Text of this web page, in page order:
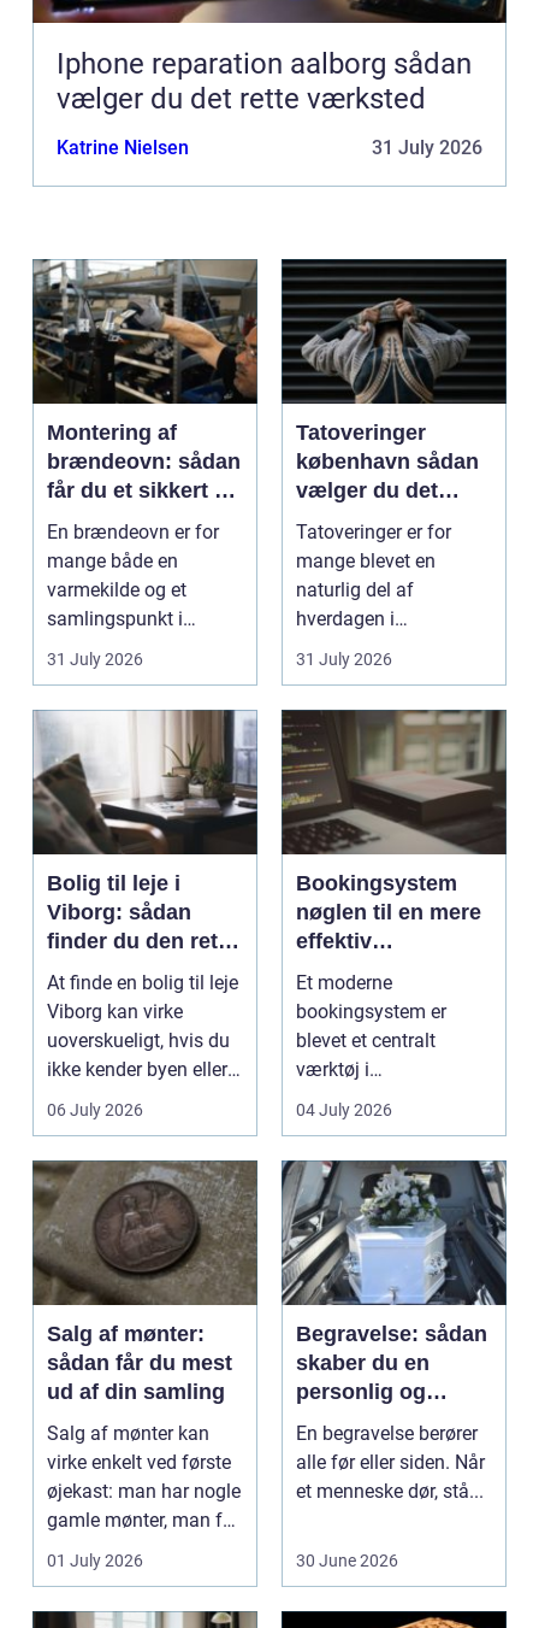
Iphone reparation aalborg sådan
vælger du det rette værksted
Katrine Nielsen 31 July 2026
Montering af
brændeovn: sådan
får du et sikkert og
smukt resultat
En brændeovn er for
mange både en
varmekilde og et
samlingspunkt i
hjemmet. Flammerne
31 July 2026
Tatoveringer
københavn sådan
vælger du det
rigtige studie
Tatoveringer er for
mange blevet en
naturlig del af
hverdagen i
København. Byen er
fyldt med dygtige...
31 July 2026
Bolig til leje i
Viborg: sådan
finder du den rette
lejlighed
At finde en bolig til leje
Viborg kan virke
uoverskueligt, hvis du
ikke kender byen eller
det lokale...
06 July 2026
Bookingsystem
nøglen til en mere
effektiv
klinikhverdag
Et moderne
bookingsystem er
blevet et centralt
værktøj i
sundhedssektoren.
Klinikker, praksis og
beh...
04 July 2026
Salg af mønter:
sådan får du mest
ud af din samling
Salg af mønter kan
virke enkelt ved første
øjekast: man har nogle
gamle mønter, man får
dem vurderet...
01 July 2026
Begravelse: sådan
skaber du en
personlig og
respektfuld afsked
En begravelse berører
alle før eller siden. Når
et menneske dør, stå...
30 June 2026